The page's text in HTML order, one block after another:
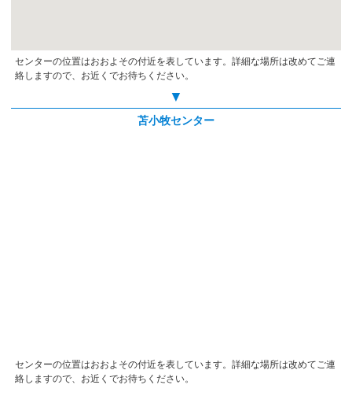
センターの位置はおおよその付近を表しています。詳細な場所は改めてご連
絡しますので、お近くでお待ちください。
▼
苫小牧センター
センターの位置はおおよその付近を表しています。詳細な場所は改めてご連
絡しますので、お近くでお待ちください。